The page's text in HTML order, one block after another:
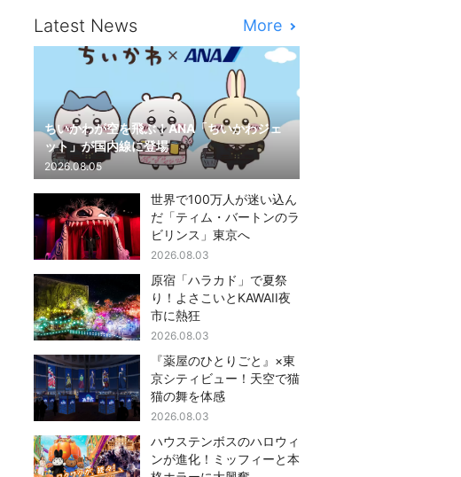
Latest News More
ちいかわが空を飛ぶ！ANA「ちいかわジェ
ット」が国内線に登場
2026.08.05
世界で100万人が迷い込ん
だ「ティム・バートンのラ
ビリンス」東京へ
2026.08.03
原宿「ハラカド」で夏祭
り！よさこいとKAWAII夜
市に熱狂
2026.08.03
『薬屋のひとりごと』×東
京シティビュー！天空で猫
猫の舞を体感
2026.08.03
ハウステンボスのハロウィ
ンが進化！ミッフィーと本